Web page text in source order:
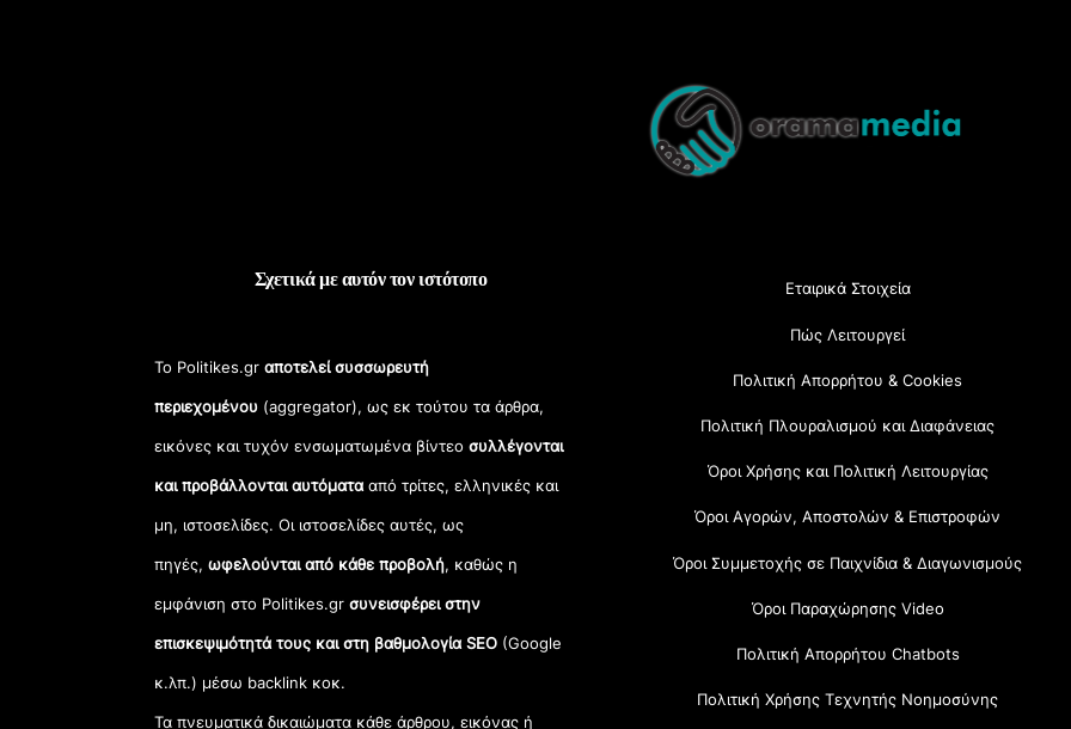
Top
Σχετικά με αυτόν τον ιστότοπο
Το Politikes.grαποτελεί συσσωρευτή
περιεχομένου (aggregator), ως εκ τούτου τα άρθρα,
εικόνες και τυχόν ενσωματωμένα βίντεοσυλλέγονται
και προβάλλονται αυτόματααπό τρίτες, ελληνικές και
μη, ιστοσελίδες. Οι ιστοσελίδες αυτές, ως
πηγές,ωφελούνται από κάθε προβολή, καθώς η
εμφάνιση στο Politikes.gr συνεισφέρει στην
επισκεψιμότητά τους και στη βαθμολογία SEO (Google
κ.λπ.) μέσω backlink κοκ.
Τα πνευματικά δικαιώματα κάθε άρθρου, εικόνας ή
Εταιρικά Στοιχεία
Πώς Λειτουργεί
Πολιτική Απορρήτου & Cookies
Πολιτική Πλουραλισμού και Διαφάνειας
Όροι Χρήσης και Πολιτική Λειτουργίας
Όροι Αγορών, Αποστολών & Επιστροφών
Όροι Συμμετοχής σε Παιχνίδια & Διαγωνισμούς
Όροι Παραχώρησης Video
Πολιτική Απορρήτου Chatbots
Πολιτική Χρήσης Τεχνητής Νοημοσύνης